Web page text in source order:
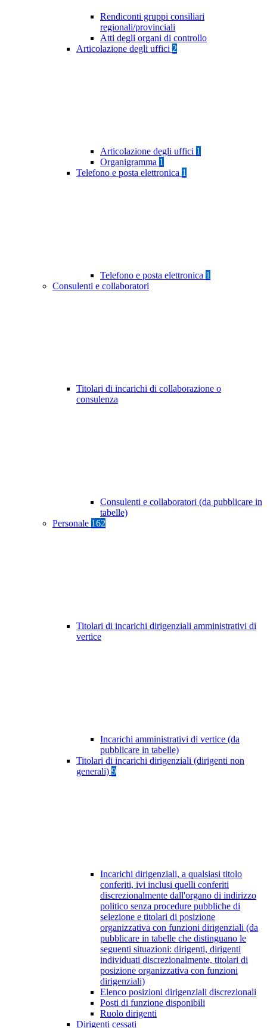
Rendiconti gruppi consiliari
regionali/provinciali
Atti degli organi di controllo
Articolazione degli uffici 2
Articolazione degli uffici 1
Organigramma 1
Telefono e posta elettronica 1
Telefono e posta elettronica 1
Consulenti e collaboratori
Titolari di incarichi di collaborazione o
consulenza
Consulenti e collaboratori (da pubblicare in
tabelle)
Personale 162
Titolari di incarichi dirigenziali amministrativi di
vertice
Incarichi amministrativi di vertice (da
pubblicare in tabelle)
Titolari di incarichi dirigenziali (dirigenti non
generali) 9
Incarichi dirigenziali, a qualsiasi titolo
conferiti, ivi inclusi quelli conferiti
discrezionalmente dall'organo di indirizzo
politico senza procedure pubbliche di
selezione e titolari di posizione
organizzativa con funzioni dirigenziali (da
pubblicare in tabelle che distinguano le
seguenti situazioni: dirigenti, dirigenti
individuati discrezionalmente, titolari di
posizione organizzativa con funzioni
dirigenziali)
Elenco posizioni dirigenziali discrezionali
Posti di funzione disponibili
Ruolo dirigenti
Dirigenti cessati